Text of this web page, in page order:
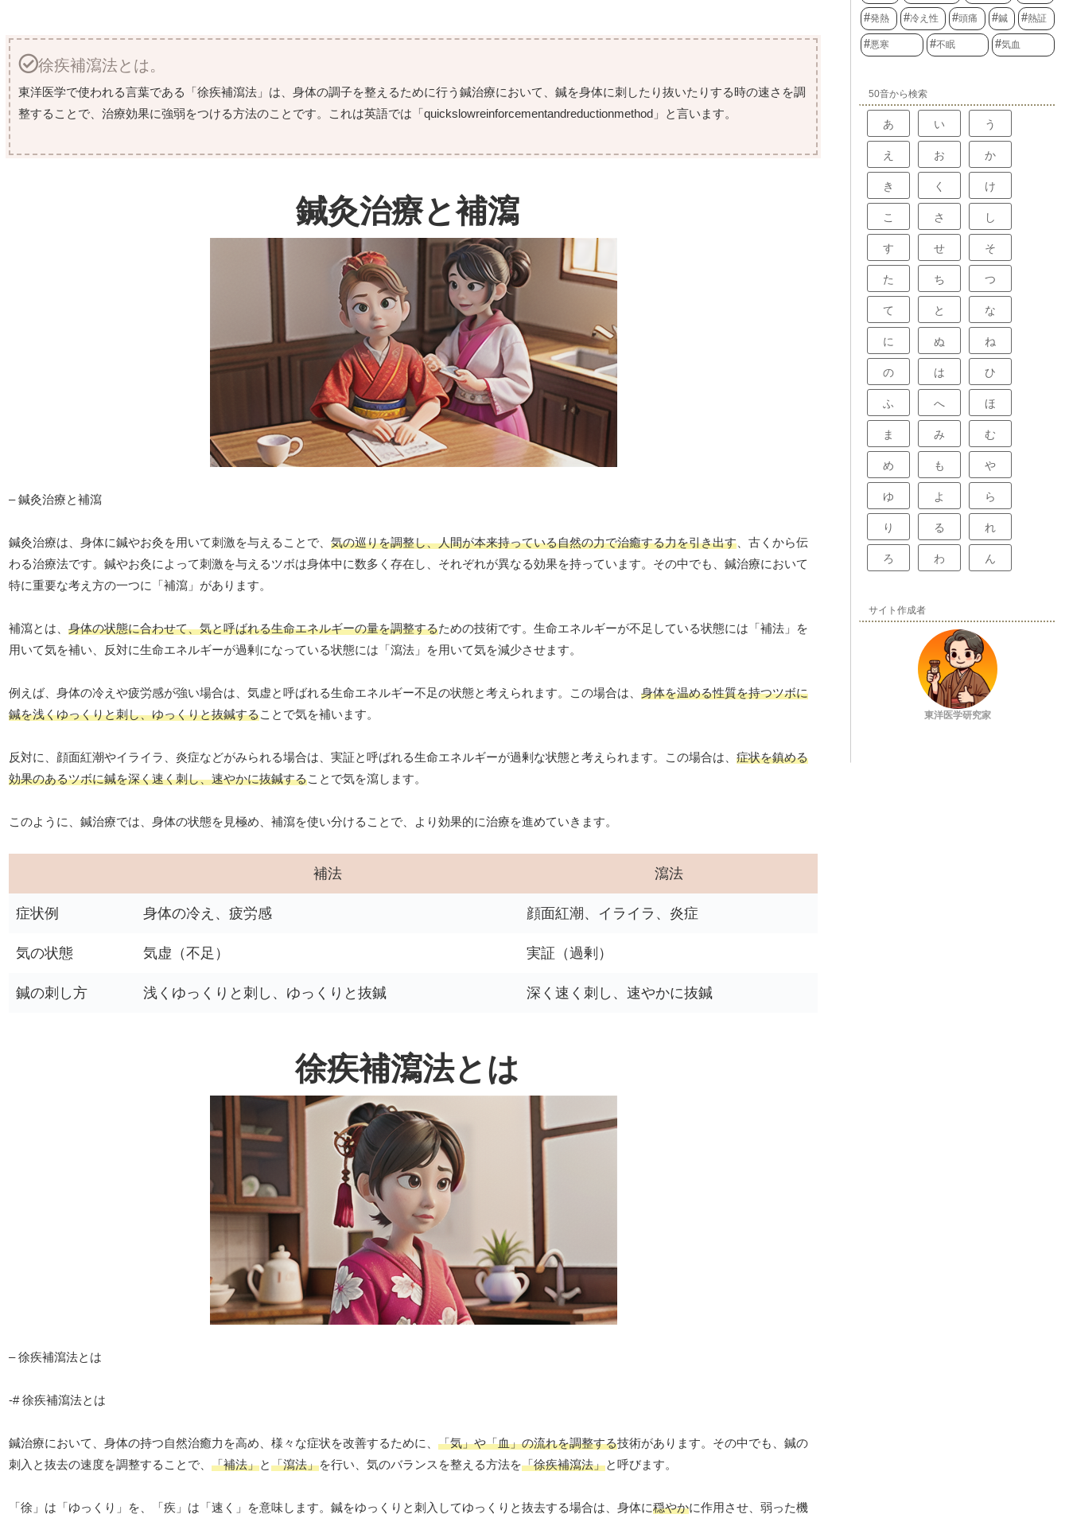
徐疾補瀉法とは。
東洋医学で使われる言葉である「徐疾補瀉法」は、身体の調子を整えるために行う鍼治療において、鍼を身体に刺したり抜いたりする時の速さを調
整することで、治療効果に強弱をつける方法のことです。これは英語では「quickslowreinforcementandreductionmethod」と言います。
鍼灸治療と補瀉
– 鍼灸治療と補瀉
鍼灸治療は、身体に鍼やお灸を用いて刺激を与えることで、 気の巡りを調整し、人間が本来持っている自然の力で治癒する力を引き出す 、古くから伝
わる治療法です。鍼やお灸によって刺激を与えるツボは身体中に数多く存在し、それぞれが異なる効果を持っています。その中でも、鍼治療において
特に重要な考え方の一つに「補瀉」があります。
補瀉とは、 身体の状態に合わせて、気と呼ばれる生命エネルギーの量を調整するための技術です。生命エネルギーが不足している状態には「補法」を
用いて気を補い、反対に生命エネルギーが過剰になっている状態には「瀉法」を用いて気を減少させます。
例えば、身体の冷えや疲労感が強い場合は、気虚と呼ばれる生命エネルギー不足の状態と考えられます。この場合は、 身体を温める性質を持つツボに
鍼を浅くゆっくりと刺し、ゆっくりと抜鍼することで気を補います。
反対に、顔面紅潮やイライラ、炎症などがみられる場合は、実証と呼ばれる生命エネルギーが過剰な状態と考えられます。この場合は、 症状を鎮める
効果のあるツボに鍼を深く速く刺し、速やかに抜鍼することで気を瀉します。
このように、鍼治療では、身体の状態を見極め、補瀉を使い分けることで、より効果的に治療を進めていきます。
補法 瀉法
症状例 身体の冷え、疲労感 顔面紅潮、イライラ、炎症
気の状態 気虚（不足） 実証（過剰）
鍼の刺し方 浅くゆっくりと刺し、ゆっくりと抜鍼 深く速く刺し、速やかに抜鍼
徐疾補瀉法とは
– 徐疾補瀉法とは
-# 徐疾補瀉法とは
鍼治療において、身体の持つ自然治癒力を高め、様々な症状を改善するために、 「気」や「血」の流れを調整する技術があります。その中でも、鍼の
刺入と抜去の速度を調整することで、 「補法」と「瀉法」を行い、気のバランスを整える方法を「徐疾補瀉法」と呼びます。
「徐」は「ゆっくり」を、「疾」は「速く」を意味します。鍼をゆっくりと刺入してゆっくりと抜去する場合は、身体に穏やかに作用させ、弱った機
発熱 冷え性 頭痛 鍼 熱証
悪寒 不眠 気血
50音から検索
あ い う
え お か
き く け
こ さ し
す せ そ
た ち つ
て と な
に ぬ ね
の は ひ
ふ へ ほ
ま み む
め も や
ゆ よ ら
り る れ
ろ わ ん
サイト作成者
東洋医学研究家